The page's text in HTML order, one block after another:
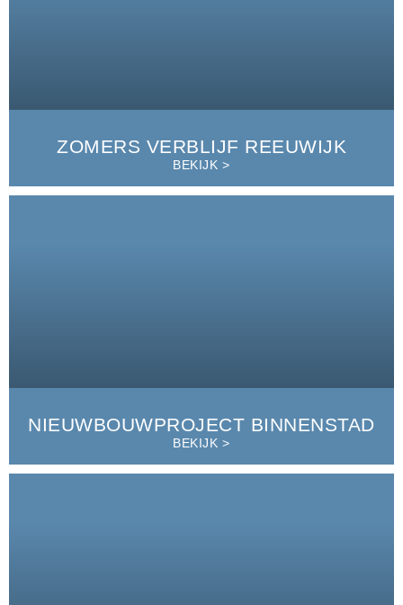
ZOMERS VERBLIJF REEUWIJK
BEKIJK >
NIEUWBOUWPROJECT BINNENSTAD
BEKIJK >